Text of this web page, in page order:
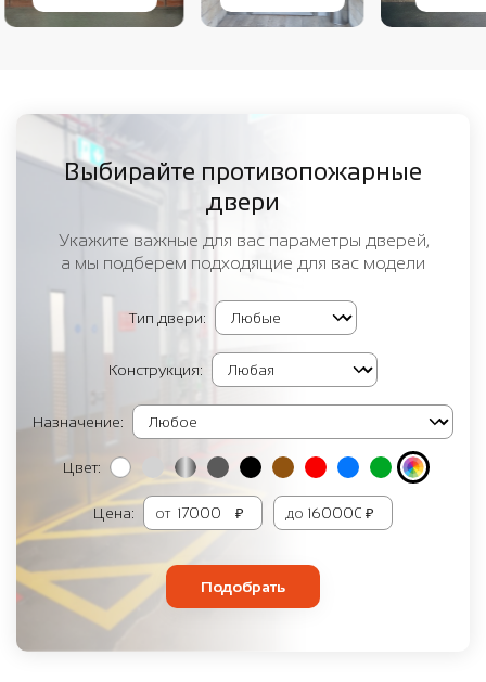
Выбирайте противопожарные
двери
Укажите важные для вас параметры дверей,
а мы подберем подходящие для вас модели
Тип двери:
Конструкция:
Назначение:
Цвет:
Цена: от ₽ до ₽
Подобрать